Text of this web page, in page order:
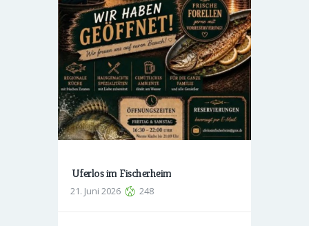
Uferlos im Fischerheim
21. Juni 2026 248